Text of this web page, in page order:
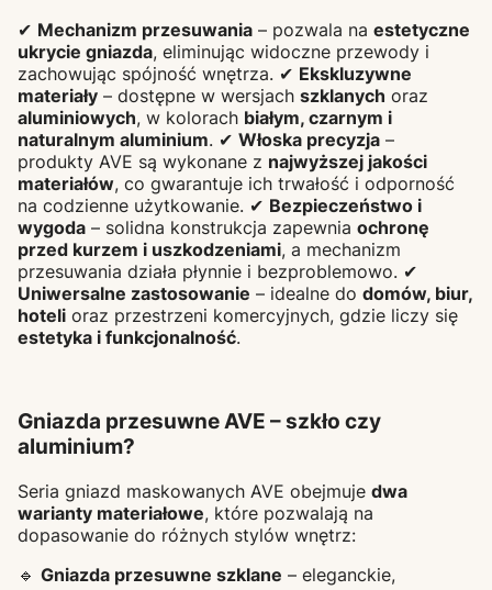
✔ Mechanizm przesuwania – pozwala na estetyczne
ukrycie gniazda, eliminując widoczne przewody i
zachowując spójność wnętrza. ✔ Ekskluzywne
materiały – dostępne w wersjach szklanych oraz
aluminiowych, w kolorach białym, czarnym i
naturalnym aluminium. ✔ Włoska precyzja –
produkty AVE są wykonane z najwyższej jakości
materiałów, co gwarantuje ich trwałość i odporność
na codzienne użytkowanie. ✔ Bezpieczeństwo i
wygoda – solidna konstrukcja zapewnia ochronę
przed kurzem i uszkodzeniami, a mechanizm
przesuwania działa płynnie i bezproblemowo. ✔
Uniwersalne zastosowanie – idealne do domów, biur,
hoteli oraz przestrzeni komercyjnych, gdzie liczy się
estetyka i funkcjonalność.
Gniazda przesuwne AVE – szkło czy
aluminium?
Seria gniazd maskowanych AVE obejmuje dwa
warianty materiałowe, które pozwalają na
dopasowanie do różnych stylów wnętrz:
🔹 Gniazda przesuwne szklane – eleganckie,